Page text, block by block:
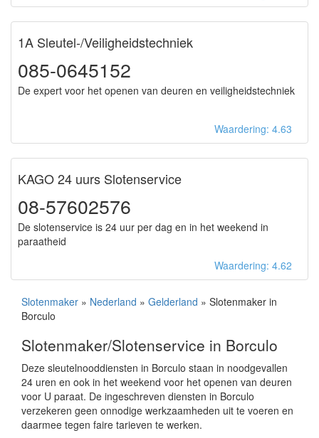
1A Sleutel-/Veiligheidstechniek
085-0645152
De expert voor het openen van deuren en veiligheidstechniek
Waardering: 4.63
KAGO 24 uurs Slotenservice
08-57602576
De slotenservice is 24 uur per dag en in het weekend in
paraatheid
Waardering: 4.62
Slotenmaker » Nederland » Gelderland » Slotenmaker in
Borculo
Slotenmaker/Slotenservice in Borculo
Deze sleutelnooddiensten in Borculo staan in noodgevallen
24 uren en ook in het weekend voor het openen van deuren
voor U paraat. De ingeschreven diensten in Borculo
verzekeren geen onnodige werkzaamheden uit te voeren en
daarmee tegen faire tarieven te werken.